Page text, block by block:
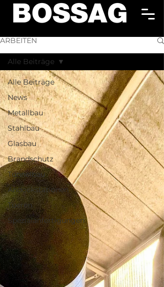
ARBEITEN
Alle Beiträge
News
Metallbau
Stahlbau
Glasbau
Brandschutz
Tunnelbau
Andockstationen
Tueren
Spezialanfertigungen
Alle Beiträge